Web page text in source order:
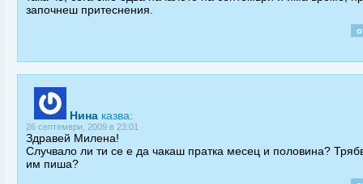
започнеш притеснения.
Нина казва:
26 септември, 2009 в 23:01
Здравей Милена!
Случвало ли ти се е да чакаш пратка месец и половина?
им пиша?